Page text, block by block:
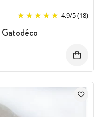
4.9/5(18)